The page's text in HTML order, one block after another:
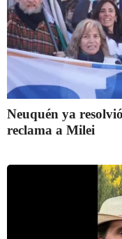
Neuquén ya
reclama a Milei